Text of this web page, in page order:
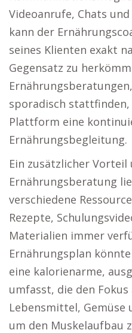
Videoanrufe, Chats
kann der
seines Klienten exakt
Gegensatz zu
sporadisch
Plattform eine
Ernährungsbegleitung.
Ein zusätzlicher
Ernährungsberatung
verschiedene
Rezepte,
Materialien immer
Ernährungsplan
eine kalorienarme,
umfasst, die den
Lebensmittel, Gemüse
um den Muskelaufbau